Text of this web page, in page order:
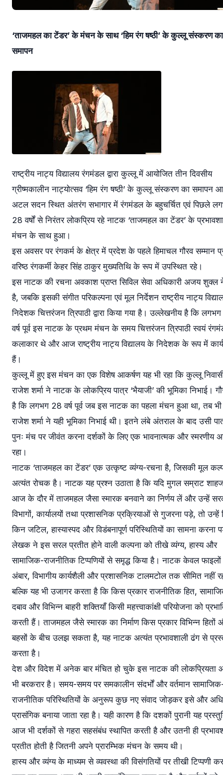
‘ताजमहल का टेंडर’ के मंचन के साथ ‘हिम रंग षष्ठी’ के कुल्लू संस्करण का
समापन
राष्ट्रीय नाट्य विद्यालय रंगमंडल द्वारा कुल्लू में आयोजित तीन दिवसीय
ग्रीष्मकालीन नाट्योत्सव ‘हिम रंग षष्ठी’ के कुल्लू संस्करण का समापन
अटल सदन स्थित अंतरंग सभागार में रंगमंडल के बहुचर्चित एवं पिछले
28 वर्षों से निरंतर लोकप्रिय रहे नाटक ‘ताजमहल का टेंडर’ के
मंचन के साथ हुआ।
इस अवसर पर रंगकर्म के क्षेत्र में प्रदेश के पहले हिमाचल गौरव सम्मान
वरिष्ठ रंगकर्मी केहर सिंह ठाकुर मुख्यतिथि के रूप में उपस्थित रहे।
इस नाटक की रचना अवकाश प्राप्त सिविल सेवा अधिकारी अजय शुक्ल
है, जबकि इसकी संगीत परिकल्पना एवं मूल निर्देशन राष्ट्रीय नाट्य
निदेशक चित्तरंजन त्रिपाठी द्वारा किया गया है। उल्लेखनीय है कि
वर्ष पूर्व इस नाटक के प्रथम मंचन के समय चित्तरंजन त्रिपाठी स्वयं
कलाकार थे और आज राष्ट्रीय नाट्य विद्यालय के निदेशक के रूप में
हैं।
कुल्लू में हुए इस मंचन का एक विशेष आकर्षण यह भी रहा कि कुल्लू
राजेश शर्मा ने नाटक के लोकप्रिय पात्र ‘भैयाजी’ की भूमिका निभाई।
है कि लगभग 28 वर्ष पूर्व जब इस नाटक का पहला मंचन हुआ था, तब भी
राजेश शर्मा ने यही भूमिका निभाई थी। इतने लंबे अंतराल के बाद उसी
पुनः मंच पर जीवंत करना दर्शकों के लिए एक भावनात्मक और स्मरणीय
रहा।
नाटक ‘ताजमहल का टेंडर’ एक उत्कृष्ट व्यंग्य-रचना है, जिसकी मूल
अत्यंत रोचक है। नाटक यह प्रश्न उठाता है कि यदि मुगल सम्राट
आज के दौर में ताजमहल जैसा स्मारक बनवाने का निर्णय लें और उन्हें
विभागों, कार्यालयों तथा प्रशासनिक प्रक्रियाओं से गुजरना पड़े, तो
किन जटिल, हास्यास्पद और विडंबनापूर्ण परिस्थितियों का सामना करना
लेखक ने इस सरल प्रतीत होने वाली कल्पना को तीखे व्यंग्य, हास्य और
सामाजिक-राजनीतिक टिप्पणियों से समृद्ध किया है। नाटक केवल
अंबार, विभागीय कार्यशैली और प्रशासनिक टालमटोल तक सीमित नहीं
बल्कि यह भी उजागर करता है कि किस प्रकार राजनीतिक हित,
दबाव और विभिन्न बाहरी शक्तियाँ किसी महत्त्वाकांक्षी परियोजना को
करती हैं। ताजमहल जैसे स्मारक का निर्माण किस प्रकार विभिन्न हितों
बहसों के बीच उलझ सकता है, यह नाटक अत्यंत प्रभावशाली ढंग से
करता है।
देश और विदेश में अनेक बार मंचित हो चुके इस नाटक की लोकप्रियता
भी बरकरार है। समय-समय पर समकालीन संदर्भों और वर्तमान
राजनीतिक परिस्थितियों के अनुरूप कुछ नए संवाद जोड़कर इसे और
प्रासंगिक बनाया जाता रहा है। यही कारण है कि दशकों पुरानी यह
आज भी दर्शकों से गहरा सहसंबंध स्थापित करती है और उतनी ही
प्रतीत होती है जितनी अपने प्रारम्भिक मंचन के समय थी।
हास्य और व्यंग्य के माध्यम से व्यवस्था की विसंगतियों पर तीखी टिप्पणी